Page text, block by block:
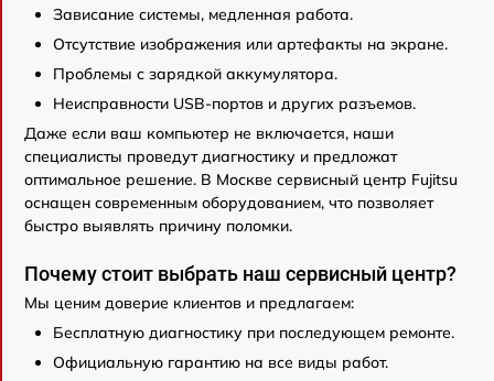
Зависание системы, медленная работа.
Отсутствие изображения или артефакты на экране.
Проблемы с зарядкой аккумулятора.
Неисправности USB-портов и других разъемов.
Даже если ваш компьютер не включается, наши
специалисты проведут диагностику и предложат
оптимальное решение. В Москве сервисный центр Fujitsu
оснащен современным оборудованием, что позволяет
быстро выявлять причину поломки.
Почему стоит выбрать наш сервисный центр?
Мы ценим доверие клиентов и предлагаем:
Бесплатную диагностику при последующем ремонте.
Официальную гарантию на все виды работ.